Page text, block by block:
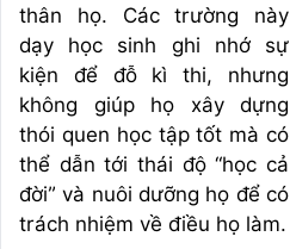
thân họ. Các trường này
dạy học sinh ghi nhớ sự
kiện để đỗ kì thi, nhưng
không giúp họ xây dựng
thói quen học tập tốt mà có
thể dẫn tới thái độ “học cả
đời” và nuôi dưỡng họ để có
trách nhiệm về điều họ làm.